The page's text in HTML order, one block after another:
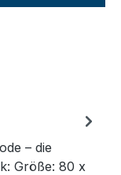
– die
Größe: 80 x